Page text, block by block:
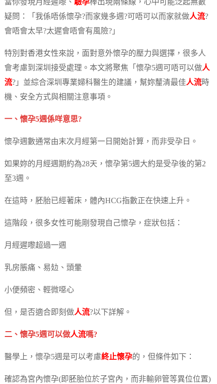
當你發現月經遲嚟、 驗孕棒出現兩條線，心中可能泛起無數
疑問：「我係唔係懷孕?而家幾多週?可唔可以而家就做人流?
會唔會太早?太遲會唔會有風險?」
特別對香港女性來說，面對意外懷孕的壓力與選擇，很多人
會考慮到深圳接受處理。本文將聚焦「懷孕5週可唔可以做人
流?」並綜合深圳專業婦科醫生的建議，幫妳釐清最佳人流時
機、安全方式與相關注意事項。
一、懷孕5週係咩意思?
懷孕週數通常由末次月經第一日開始計算，而非受孕日。
如果妳的月經週期約為28天，懷孕第5週大約是受孕後的第2
至3週。
在這時，胚胎已經著床，體內HCG指數正在快速上升。
這階段，很多女性可能剛發現自己懷孕，症狀包括：
月經遲嚟超過一週
乳房脹痛、易攰、頭暈
小便頻密、輕微噁心
但，是否適合即刻做人流?以下詳解。
二、懷孕5週可以做人流嗎?
醫學上，懷孕5週是可以考慮終止懷孕的，但條件如下：
確認為宮內懷孕(即胚胎位於子宮內，而非輸卵管等異位位置)